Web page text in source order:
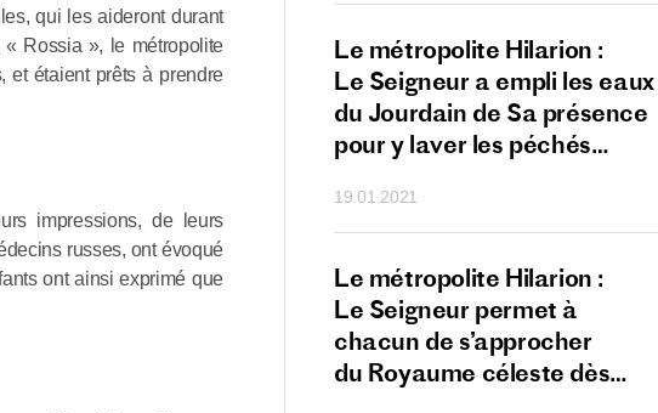
qui les aideront durant
Rossia », le métropolite
et étaient prêts à prendre
impressions, de leurs
russes, ont évoqué
ont ainsi exprimé que
Le métropolite Hilarion :
Le Seigneur nous prie
Le métropolite Hilarion :
Le métropolite Hilarion :
Le Seigneur a empli les eaux
du Jourdain de Sa présence
pour y laver les péchés
19.01.2021
Le métropolite Hilarion :
Le Seigneur permet à
chacun de s’approcher
du Royaume céleste dès